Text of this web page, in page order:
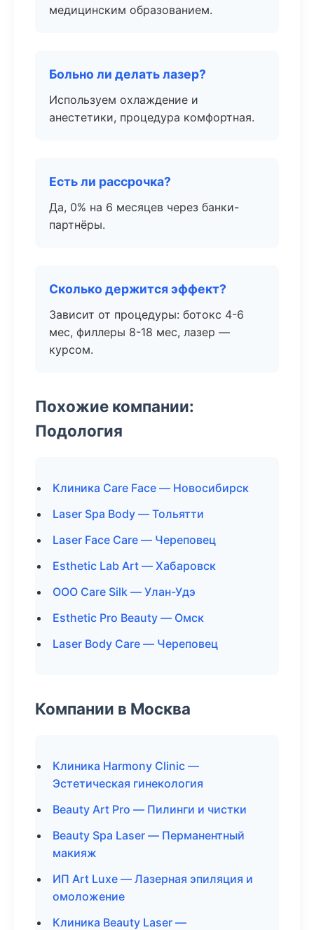
медицинским образованием.
Больно ли делать лазер?
Используем охлаждение и
анестетики, процедура комфортная.
Есть ли рассрочка?
Да, 0% на 6 месяцев через банки-
партнёры.
Сколько держится эффект?
Зависит от процедуры: ботокс 4-6
мес, филлеры 8-18 мес, лазер —
курсом.
Похожие компании:
Подология
Клиника Care Face — Новосибирск
Laser Spa Body — Тольятти
Laser Face Care — Череповец
Esthetic Lab Art — Хабаровск
ООО Care Silk — Улан-Удэ
Esthetic Pro Beauty — Омск
Laser Body Care — Череповец
Компании в Москва
Клиника Harmony Clinic —
Эстетическая гинекология
Beauty Art Pro — Пилинги и чистки
Beauty Spa Laser — Перманентный
макияж
ИП Art Luxe — Лазерная эпиляция и
омоложение
Клиника Beauty Laser —